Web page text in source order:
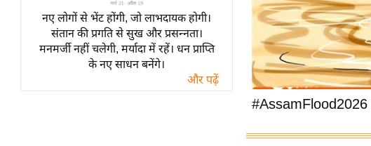
नए लोगों से भेंट होंगी, जो लाभदायक होगी।
संतान की प्रगति से सुख और प्रसन्नता।
मनमर्जी नहीं चलेगी, मर्यादा में रहें। धन प्राप्ति
के नए साधन बनेंगे।
और पढ़ें
#AssamFlood2026